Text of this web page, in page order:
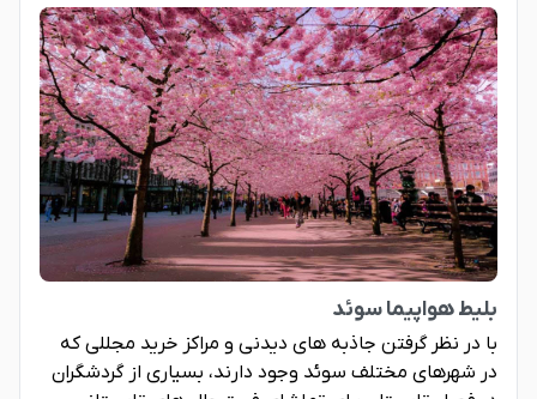
بلیط هواپیما سوئد
با در نظر گرفتن جاذبه های دیدنی و مراکز خرید مجللی که
در شهرهای مختلف سوئد وجود دارند، بسیاری از گردشگران